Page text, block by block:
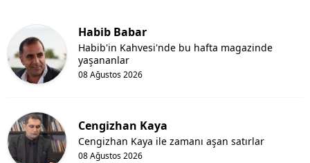
Habib Babar
08 Ağustos 2026
Habib'in Kahvesi'nde bu hafta magazinde
yaşananlar
Cengizhan Kaya
08 Ağustos 2026
Cengizhan Kaya ile zamanı aşan satırlar